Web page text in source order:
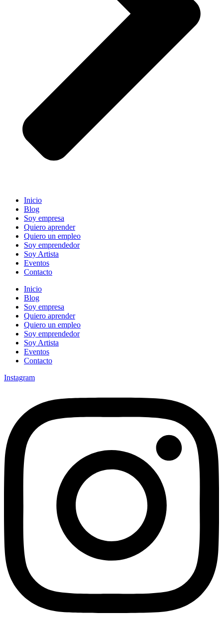
Inicio
Blog
Soy empresa
Quiero aprender
Quiero un empleo
Soy emprendedor
Soy Artista
Eventos
Contacto
Inicio
Blog
Soy empresa
Quiero aprender
Quiero un empleo
Soy emprendedor
Soy Artista
Eventos
Contacto
Instagram